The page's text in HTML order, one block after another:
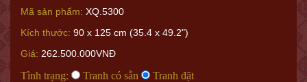
Mã sản phẩm: XQ.5300
Kích thước: 90 x 125 cm (35.4 x 49.2")
Giá: 262.500.000VNĐ
Tình trạng: Tranh có sẵn Tranh đặt